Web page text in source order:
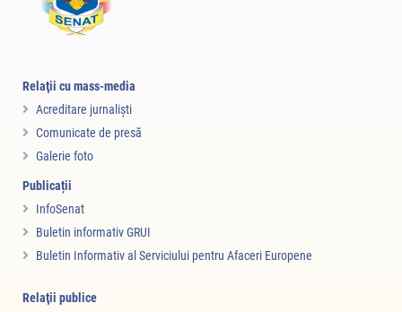
Relaţii cu mass-media
Acreditare jurnalişti
Comunicate de presă
Galerie foto
Publicații
InfoSenat
Buletin informativ GRUI
Buletin Informativ al Serviciului pentru Afaceri Europene
Relaţii publice